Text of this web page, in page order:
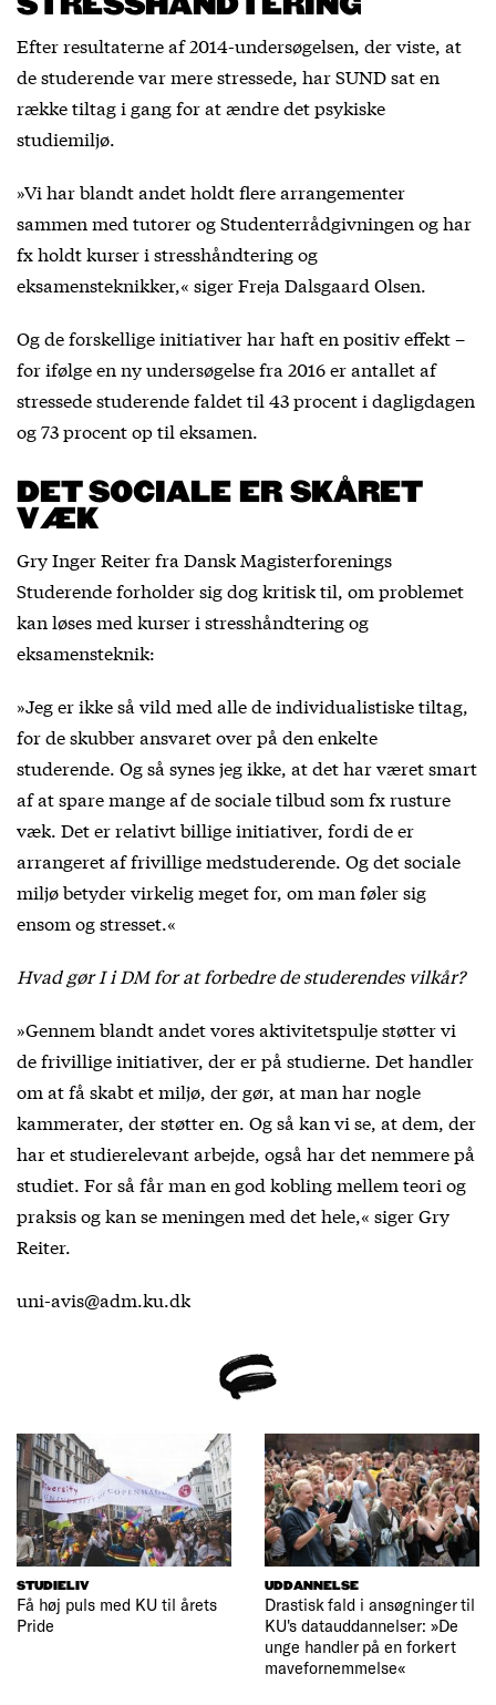
Efter resultaterne af 2014-undersøgelsen, der viste, at
de studerende var mere stressede, har SUND sat en
række tiltag i gang for at ændre det psykiske
studiemiljø.
»Vi har blandt andet holdt flere arrangementer
sammen med tutorer og Studenterrådgivningen og har
fx holdt kurser i stresshåndtering og
eksamensteknikker,« siger Freja Dalsgaard Olsen.
Og de forskellige initiativer har haft en positiv effekt –
for ifølge en ny undersøgelse fra 2016 er antallet af
stressede studerende faldet til 43 procent i dagligdagen
og 73 procent op til eksamen.
DET SOCIALE ER SKÅRET
VÆK
Gry Inger Reiter fra Dansk Magisterforenings
Studerende forholder sig dog kritisk til, om problemet
kan løses med kurser i stresshåndtering og
eksamensteknik:
»Jeg er ikke så vild med alle de individualistiske tiltag,
for de skubber ansvaret over på den enkelte
studerende. Og så synes jeg ikke, at det har været smart
af at spare mange af de sociale tilbud som fx rusture
væk. Det er relativt billige initiativer, fordi de er
arrangeret af frivillige medstuderende. Og det sociale
miljø betyder virkelig meget for, om man føler sig
ensom og stresset.«
Hvad gør I i DM for at forbedre de studerendes vilkår?
»Gennem blandt andet vores aktivitetspulje støtter vi
de frivillige initiativer, der er på studierne. Det handler
om at få skabt et miljø, der gør, at man har nogle
kammerater, der støtter en. Og så kan vi se, at dem, der
har et studierelevant arbejde, også har det nemmere på
studiet. For så får man en god kobling mellem teori og
praksis og kan se meningen med det hele,« siger Gry
Reiter.
uni-avis@adm.ku.dk
STUDIELIV
Få høj puls med KU til årets
Pride
UDDANNELSE
Drastisk fald i ansøgninger til
KU's datauddannelser: »De
unge handler på en forkert
mavefornemmelse«